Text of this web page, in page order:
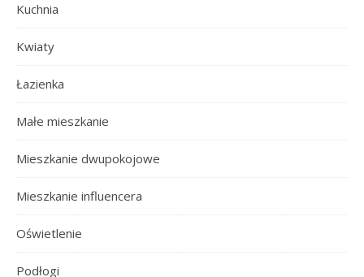
Kuchnia
Kwiaty
Łazienka
Małe mieszkanie
Mieszkanie dwupokojowe
Mieszkanie influencera
Oświetlenie
Podłogi